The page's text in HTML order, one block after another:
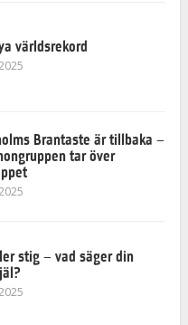
världsrekord
Brantaste är tillbaka –
tar över
stig – vad säger din